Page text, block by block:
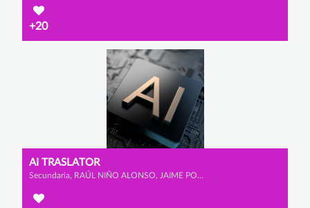
+20
AI TRASLATOR
Secundaria, RAÚL NIÑO ALONSO, JAIME POMBO CARAMÉ y TEO SENFTLEBEN